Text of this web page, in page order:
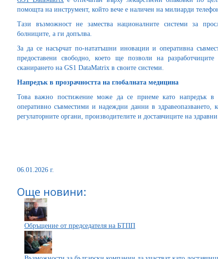
помощта на инструмент, който вече е наличен на милиарди
Тази възможност не замества националните системи за
болниците, а ги допълва.
За да се насърчат по-нататъшни иновации и оперативна
предоставени свободно, което ще позволи на
сканирането на GS1 DataMatrix в своите системи.
Напредък в прозрачността на глобалната медицина
Това важно постижение може да се приеме като напредък в
оперативно съвместими и надеждни данни в
регулаторните органи, производителите и доставчиците на
06.01.2026 г.
Още новини:
Обръщение от председателя на БТПП